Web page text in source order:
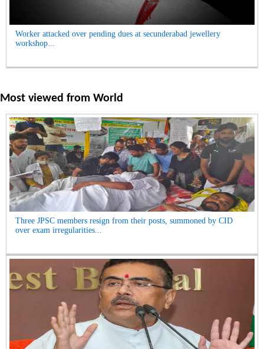
Worker attacked over pending dues at secunderabad jewellery
workshop...
Most viewed from World
Three JPSC members resign from their posts, summoned by CID
over exam irregularities...